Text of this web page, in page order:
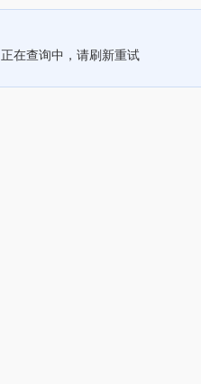
正在查询中，请刷新重试